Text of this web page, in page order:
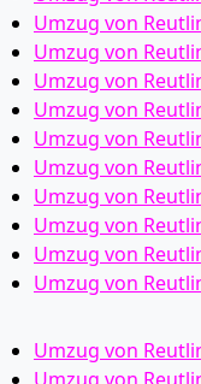
Umzug von
Umzug von
Umzug von
Umzug von
Umzug von
Umzug von
Umzug von
Umzug von
Umzug von
Umzug von
Umzug von